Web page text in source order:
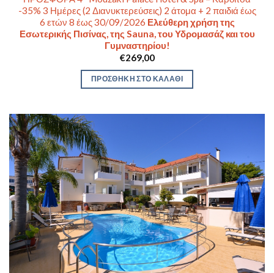
-35% 3 Ημέρες (2 Διανυκτερεύσεις) 2 άτομα + 2 παιδιά έως
6 ετών 8 έως 30/09/2026 Ελεύθερη χρήση της
Εσωτερικής Πισίνας, της Sauna, του Υδρομασάζ και του
Γυμναστηρίου!
€269,00
ΠΡΟΣΘΉΚΗ ΣΤΟ ΚΑΛΆΘΙ